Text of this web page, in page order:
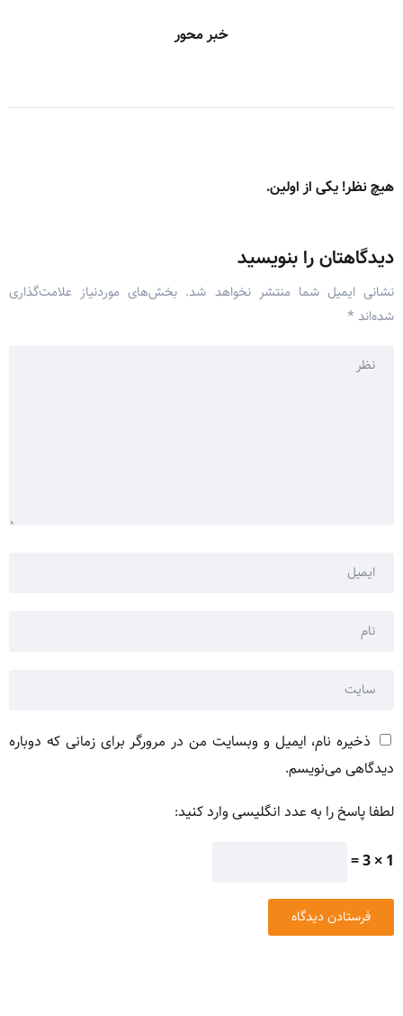
خبر محور
هیچ نظر! یکی از اولین.
دیدگاهتان را بنویسید
نشانی ایمیل شما منتشر نخواهد شد. بخش‌های موردنیاز علامت‌گذاری
شده‌اند *
ذخیره نام، ایمیل و وبسایت من در مرورگر برای زمانی که دوباره
دیدگاهی می‌نویسم.
لطفا پاسخ را به عدد انگلیسی وارد کنید:
1 × 3 =